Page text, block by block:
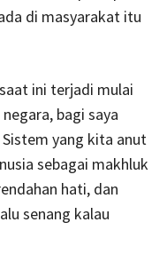
di masyarakat itu
ini terjadi mulai
bagi saya
yang kita anut
sebagai makhluk
hati, dan
senang kalau